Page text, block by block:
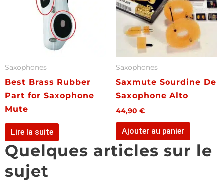
Saxophones
Best Brass Rubber
Part for Saxophone
Mute
Lire la suite
Saxophones
Saxmute Sourdine De
Saxophone Alto
44,90 €
Ajouter au panier
Quelques articles sur le
sujet